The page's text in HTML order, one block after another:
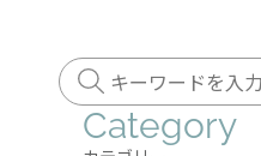
Category